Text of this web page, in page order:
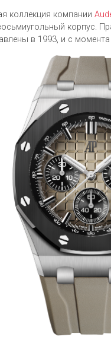
коллекция компании
корпус.
в 1993, и с